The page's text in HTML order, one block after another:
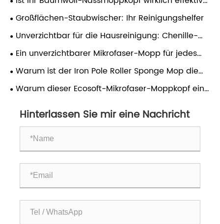
für die Tiefenreinigung?
Großflächen-Staubwischer: Ihr Reinigungshelfer
Unverzichtbar für die Hausreinigung: Chenille-
Flachmopp
Ein unverzichtbarer Mikrofaser-Mopp für jedes
Zuhause
Warum ist der Iron Pole Roller Sponge Mop die
ultimative Lösung für die Reinigung stark
Warum dieser Ecosoft-Mikrofaser-Moppkopf eine
Hinterlassen Sie mir eine Nachricht